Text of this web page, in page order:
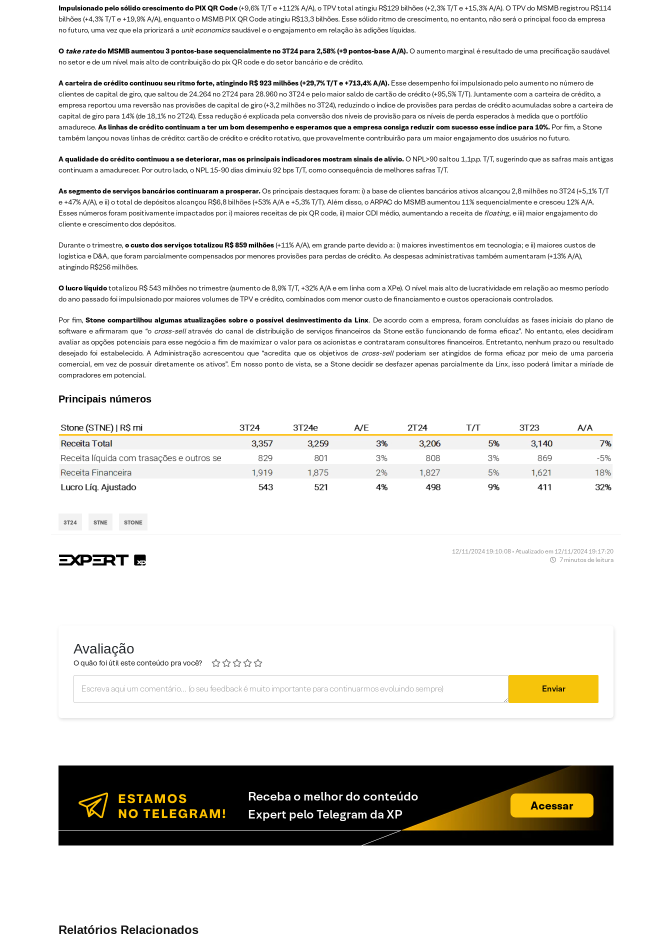
Impulsionado pelo sólido crescimento do PIX QR Code(+9,6% T/T e +112% A/A), o TPV total atingiu R$129 bilhões (+2,3% T/T e +15,3% A/A). O TPV do MSMB registrou R$114
bilhões (+4,3% T/T e +19,9% A/A), enquanto o MSMB PIX QR Code atingiu R$13,3 bilhões. Esse sólido ritmo de crescimento, no entanto, não será o principal foco da empresa
no futuro, uma vez que ela priorizará a unit economicssaudável e o engajamento em relação às adições líquidas.
O take ratedo MSMB aumentou 3 pontos-base sequencialmente no 3T24 para 2,58% (+9 pontos-base A/A).O aumento marginal é resultado de uma precificação saudável
no setor e de um nível mais alto de contribuição do pix QR code e do setor bancário e de crédito.
A carteira de crédito continuou seu ritmo forte, atingindo R$ 923 milhões (+29,7% T/T e +713,4% A/A). Esse desempenho foi impulsionado pelo aumento no número de
clientes de capital de giro, que saltou de 24.264 no 2T24 para 28.960 no 3T24 e pelo maior saldo de cartão de crédito (+95,5% T/T). Juntamente com a carteira de crédito, a
empresa reportou uma reversão nas provisões de capital de giro (+3,2 milhões no 3T24), reduzindo o índice de provisões para perdas de crédito acumuladas sobre a carteira de
capital de giro para 14% (de 18,1% no 2T24). Essa redução é explicada pela conversão dos níveis de provisão para os níveis de perda esperados à medida que o portfólio
amadurece. As linhas de crédito continuam a ter um bom desempenho e esperamos que a empresa consiga reduzir com sucesso esse índice para 10%. Por fim, a Stone
também lançou novas linhas de crédito: cartão de crédito e crédito rotativo, que provavelmente contribuirão para um maior engajamento dos usuários no futuro.
A qualidade do crédito continuou a se deteriorar, mas os principais indicadores mostram sinais de alívio.O NPL>90 saltou 1,1p.p. T/T, sugerindo que as safras mais antigas
continuam a amadurecer. Por outro lado, o NPL 15-90 dias diminuiu 92 bps T/T, como consequência de melhores safras T/T.
As segmento de serviços bancários continuaram a prosperar.Os principais destaques foram: i) a base de clientes bancários ativos alcançou 2,8 milhões no 3T24 (+5,1% T/T
e +47% A/A), e ii) o total de depósitos alcançou R$6,8 bilhões (+53% A/A e +5,3% T/T). Além disso, o ARPAC do MSMB aumentou 11% sequencialmente e cresceu 12% A/A.
Esses números foram positivamente impactados por: i) maiores receitas de pix QR code, ii) maior CDI médio, aumentando a receita de floating, e iii) maior engajamento do
cliente e crescimento dos depósitos.
Durante o trimestre, o custo dos serviços totalizou R$ 859 milhões(+11% A/A), em grande parte devido a: i) maiores investimentos em tecnologia; e ii) maiores custos de
logística e D&A, que foram parcialmente compensados por menores provisões para perdas de crédito. As despesas administrativas também aumentaram (+13% A/A),
atingindo R$256 milhões.
O lucro líquidototalizou R$ 543 milhões no trimestre (aumento de 8,9% T/T, +32% A/A e em linha com a XPe). O nível mais alto de lucratividade em relação ao mesmo período
do ano passado foi impulsionado por maiores volumes de TPV e crédito, combinados com menor custo de financiamento e custos operacionais controlados.
Por fim,Stone compartilhou algumas atualizações sobre o possível desinvestimento da Linx. De acordo com a empresa, foram concluídas as fases iniciais do plano de
software e afirmaram que “o cross-sellatravés do canal de distribuição de serviços financeiros da Stone estão funcionando de forma eficaz”. No entanto, eles decidiram
avaliar as opções potenciais para esse negócio a fim de maximizar o valor para os acionistas e contrataram consultores financeiros. Entretanto, nenhum prazo ou resultado
desejado foi estabelecido. A Administração acrescentou que “acredita que os objetivos de cross-sellpoderiam ser atingidos de forma eficaz por meio de uma parceria
comercial, em vez de possuir diretamente os ativos”. Em nosso ponto de vista, se a Stone decidir se desfazer apenas parcialmente da Linx, isso poderá limitar a miríade de
compradores em potencial.
Principais números
3T24 STNE STONE
12/11/2024 19:10:08 • Atualizado em 12/11/2024 19:17:20
7 minutos de leitura
Avaliação
O quão foi útil este conteúdo pra você?
Enviar
Receba o melhor do conteúdo
Expert pelo Telegram da XP
Acessar
Relatórios Relacionados